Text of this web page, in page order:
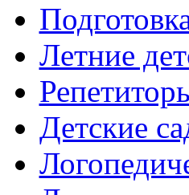
Летние
Детские